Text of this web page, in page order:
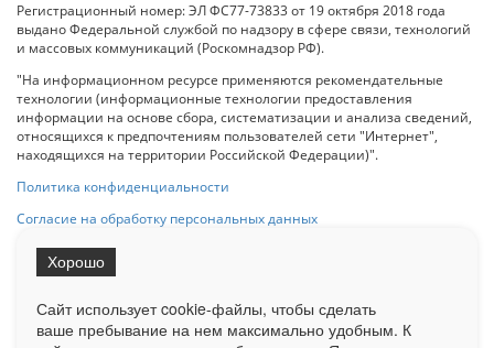
Регистрационный номер: ЭЛ ФС77-73833 от 19 октября 2018 года
выдано Федеральной службой по надзору в сфере связи, технологий
и массовых коммуникаций (Роскомнадзор РФ).
"На информационном ресурсе применяются рекомендательные
технологии (информационные технологии предоставления
информации на основе сбора, систематизации и анализа сведений,
относящихся к предпочтениям пользователей сети "Интернет",
находящихся на территории Российской Федерации)".
Политика конфиденциальности
Согласие на обработку персональных данных
При использовании любого материала с данного сайта гипер-ссылка
на Сетевое издание «ОрелТаймс» обязательна.
Сайт использует cookie-файлы, чтобы сделать
ваше пребывание на нем максимально удобным. К
Хорошо